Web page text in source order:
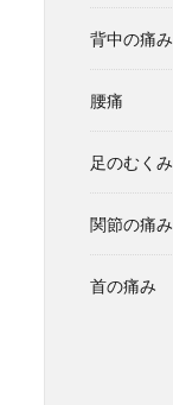
背中の痛み
腰痛
足のむくみ
関節の痛み
首の痛み